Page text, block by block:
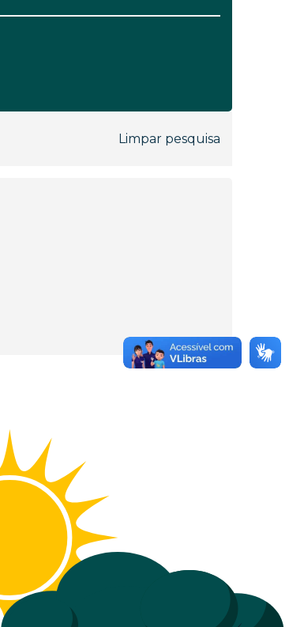
Limpar pesquisa